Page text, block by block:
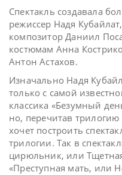
Спектакль создавала
режиссер Надя
композитор Даниил
костюмам Анна
Антон Астахов.
Изначально Надя
только с самой
классика «Безумный
но, перечитав
хочет построить
трилогии. Так в
цирюльник, или
«Преступная мать, или